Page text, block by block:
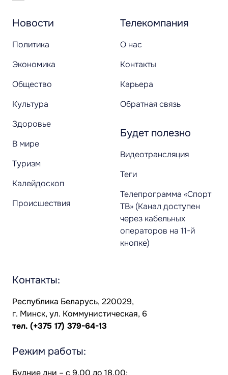
Новости
Политика
Экономика
Общество
Культура
Здоровье
В мире
Туризм
Калейдоскоп
Происшествия
Телекомпания
О нас
Контакты
Карьера
Обратная связь
Будет полезно
Видеотрансляция
Теги
Телепрограмма «Спорт
ТВ» (Канал доступен
через кабельных
операторов на 11-й
кнопке)
Контакты:
Республика Беларусь, 220029,
г. Минск, ул. Коммунистическая, 6
тел. (+375 17) 379-64-13
Режим работы:
Будние дни – с 9.00 до 18.00;